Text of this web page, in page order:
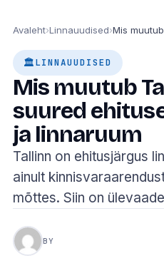
Avaleht›Linnauudised›
🏛LINNAUUDISED
Mis muutub
suured
ja linnaruum
Tallinn on ehitusjärgus
ainult
mõttes. Siin on
BY